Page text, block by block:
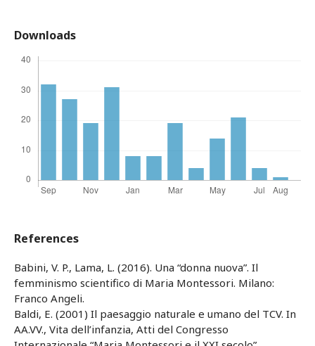
Downloads
References
Babini, V. P., Lama, L. (2016). Una “donna nuova”. Il
femminismo scientifico di Maria Montessori. Milano:
Franco Angeli.
Baldi, E. (2001) Il paesaggio naturale e umano del TCV. In
AA.VV., Vita dell’infanzia, Atti del Congresso